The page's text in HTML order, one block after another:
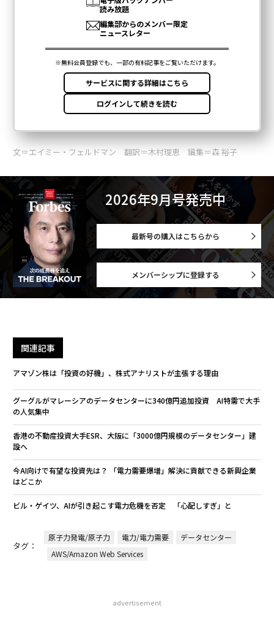
文＝エイミー・フェルドマン 翻訳＝木村理恵 編集＝森 裕子
2026年9月号発売中
最新号の購入はこちらから
メンバーシップに登録する
関連記事
アマゾン株は「投資の好機」、株式アナリストが主張する理由
グーグルがマレーシアのデータセンターに340億円追加投資 AI特需で大手
の人気集中
香港の不動産投資大手ESR、大阪に「3000億円規模のデータセンター」建
設へ
今AI向けで有望な投資先は？ 「電力需要爆増」解決に貢献できる新興企業
はどこか
ビル・ゲイツ、AIが引き起こす電力危機を否定 「心配しすぎ」と
タグ：
原子力発電/原子力 電力/電力需要
データセンター
AWS/Amazon Web Services
advertisement